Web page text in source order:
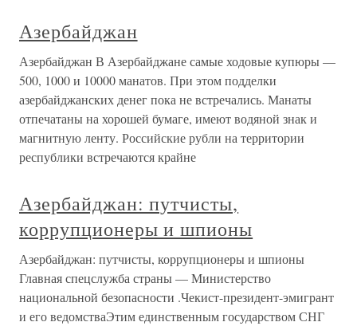
Азербайджан
Азербайджан В Азербайджане самые ходовые купюры —
500, 1000 и 10000 манатов. При этом подделки
азербайджанских денег пока не встречались. Манаты
отпечатаны на хорошей бумаге, имеют водяной знак и
магнитную ленту. Российские рубли на территории
республики встречаются крайне
Азербайджан: путчисты,
коррупционеры и шпионы
Азербайджан: путчисты, коррупционеры и шпионы
Главная спецслужба страны — Министерство
национальной безопасности .Чекист-президент-эмигрант
и его ведомстваЭтим единственным государством СНГ